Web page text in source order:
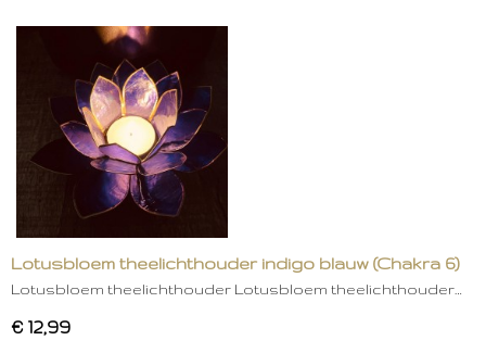
Lotusbloem theelichthouder indigo blauw (Chakra 6)
Lotusbloem theelichthouder Lotusbloem theelichthouder…
€ 12,99